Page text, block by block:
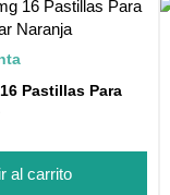
Pastillas Para
al carrito